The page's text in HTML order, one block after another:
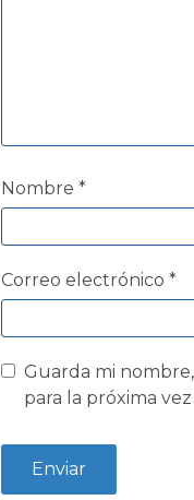
Nombre *
Correo electrónico *
Guarda mi
para la próxima